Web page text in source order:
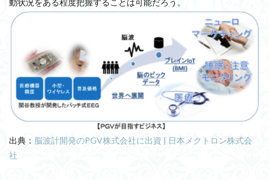
動状況をある程度把握することは可能だろう。
出典： 脳波計開発のPGV株式会社に出資 | 日本メクトロン株式会
社